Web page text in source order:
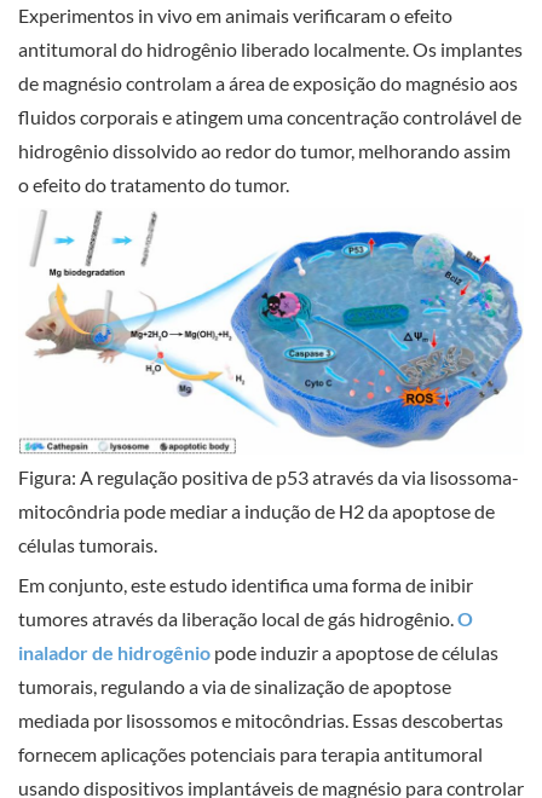
Experimentos in vivo em animais verificaram o efeito
antitumoral do hidrogênio liberado localmente. Os implantes
de magnésio controlam a área de exposição do magnésio aos
fluidos corporais e atingem uma concentração controlável de
hidrogênio dissolvido ao redor do tumor, melhorando assim
o efeito do tratamento do tumor.
Figura: A regulação positiva de p53 através da via lisossoma-
mitocôndria pode mediar a indução de H2 da apoptose de
células tumorais.
Em conjunto, este estudo identifica uma forma de inibir
tumores através da liberação local de gás hidrogênio.O
inalador de hidrogênio pode induzir a apoptose de células
tumorais, regulando a via de sinalização de apoptose
mediada por lisossomos e mitocôndrias. Essas descobertas
fornecem aplicações potenciais para terapia antitumoral
usando dispositivos implantáveis ​​de magnésio para controlar